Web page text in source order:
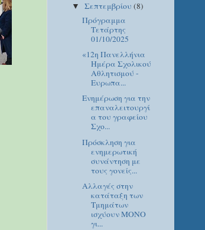
▼Σεπτεμβρίου(8)
Πρόγραμμα
Τετάρτης
01/10/2025
«12η Πανελλήνια
Ημέρα Σχολικού
Αθλητισμού -
Ευρωπα...
Ενημέρωση για την
επαναλειτουργί
α του γραφείου
Σχο...
Πρόσκληση για
ενημερωτική
συνάντηση με
τους γονείς...
Aλλαγές στην
κατάταξη των
Τμημάτων
ισχύουν ΜΟΝΟ
γι...